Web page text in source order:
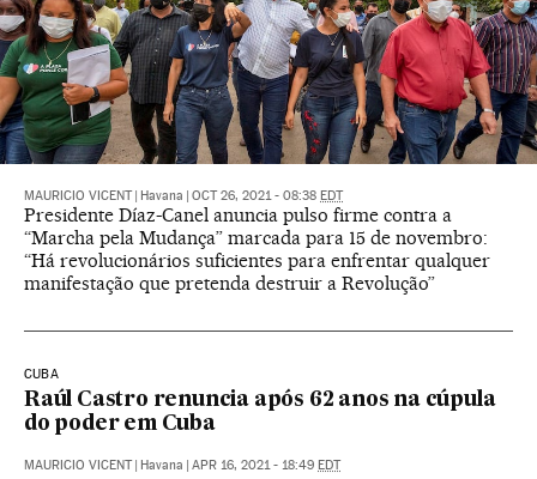
MAURICIO VICENT Havana OCT 26, 2021 - 08:38 EDT
Presidente Díaz-Canel anuncia pulso firme contra a
“Marcha pela Mudança” marcada para 15 de novembro:
“Há revolucionários suficientes para enfrentar qualquer
manifestação que pretenda destruir a Revolução”
CUBA
Raúl Castro renuncia após 62 anos na cúpula
do poder em Cuba
MAURICIO VICENT Havana APR 16, 2021 - 18:49 EDT